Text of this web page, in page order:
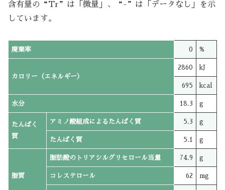
含有量の“Tr”は「微量」、“-”は「データなし」を示
しています。
廃棄率 0 %
カロリー（エネルギー）
2860 kJ
695 kcal
水分 18.3 g
たんぱく
質
アミノ酸組成によるたんぱく質 5.3 g
たんぱく質 5.1 g
脂質
脂肪酸のトリアシルグリセロール当量 74.9 g
コレステロール 62 mg